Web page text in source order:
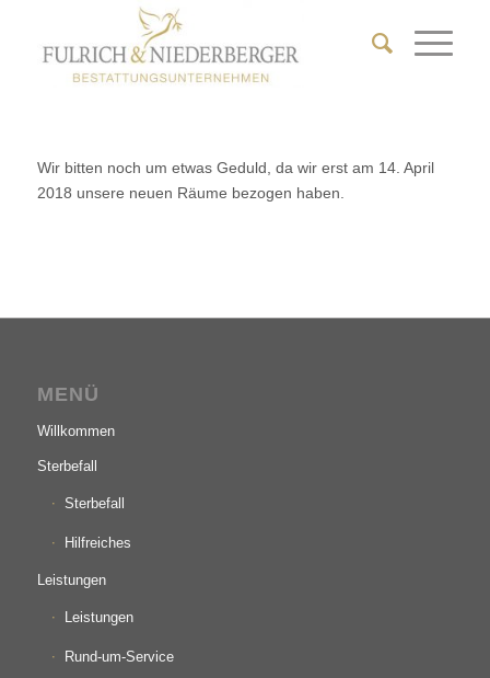
Wir bitten noch um etwas Geduld, da wir erst am 14. April
2018 unsere neuen Räume bezogen haben.
MENÜ
Willkommen
Sterbefall
Sterbefall
Hilfreiches
Leistungen
Leistungen
Rund-um-Service